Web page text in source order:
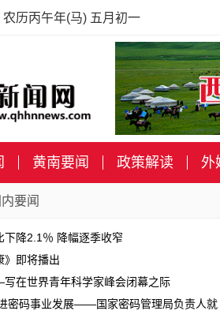
历丙午年(马) 五月初一
黄南要闻 政策解读 外
内要闻
下降2.1％ 降幅逐季收窄
》即将播出
在世界青年科学家峰会闭幕之际
密码事业发展——国家密码管理局负责人